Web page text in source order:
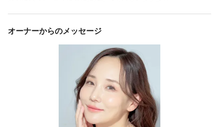
交通費支給（2万円/月迄）
オーナーからのメッセージ